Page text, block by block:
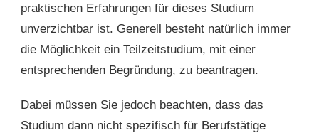
praktischen Erfahrungen für dieses Studium
unverzichtbar ist. Generell besteht natürlich immer
die Möglichkeit ein Teilzeitstudium, mit einer
entsprechenden Begründung, zu beantragen.
Dabei müssen Sie jedoch beachten, dass das
Studium dann nicht spezifisch für Berufstätige